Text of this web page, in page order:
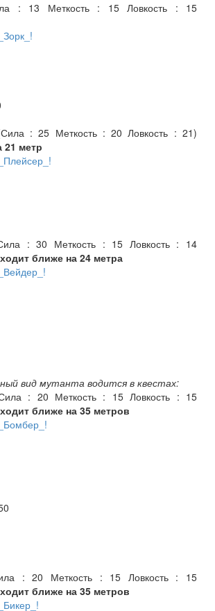
: 13 Меткость : 15 Ловкость : 15
: 25 Меткость : 20 Ловкость : 21)
21 метр
: 30 Меткость : 15 Ловкость : 14
ближе на 24 метра
вид мутанта водится в квестах:
: 20 Меткость : 15 Ловкость : 15
ближе на 35 метров
: 20 Меткость : 15 Ловкость : 15
ближе на 35 метров